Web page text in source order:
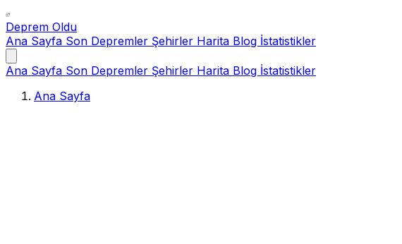
Deprem Oldu
Ana Sayfa Son Depremler Şehirler Harita Blog İstatistikler
Ana Sayfa Son Depremler Şehirler Harita Blog İstatistikler
Ana Sayfa